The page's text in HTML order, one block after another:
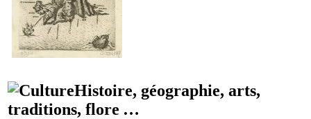
Histoire, géographie, arts,
traditions, flore …